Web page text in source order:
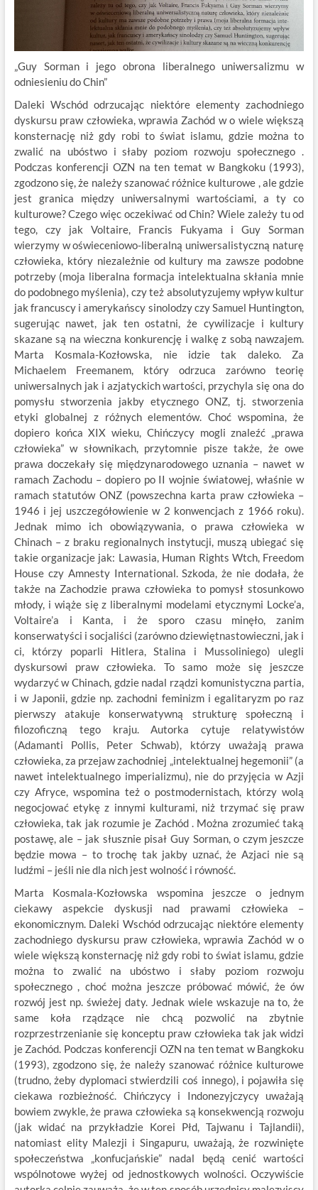
„Guy Sorman i jego obrona liberalnego uniwersalizmu w
odniesieniu do Chin”
Daleki Wschód odrzucając niektóre elementy zachodniego
dyskursu praw człowieka, wprawia Zachód w o wiele większą
konsternację niż gdy robi to świat islamu, gdzie można to
zwalić na ubóstwo i słaby poziom rozwoju społecznego .
Podczas konferencji OZN na ten temat w Bangkoku (1993),
zgodzono się, że należy szanować różnice kulturowe , ale gdzie
jest granica między uniwersalnymi wartościami, a ty co
kulturowe? Czego więc oczekiwać od Chin? Wiele zależy tu od
tego, czy jak Voltaire, Francis Fukyama i Guy Sorman
wierzymy w oświeceniowo-liberalną uniwersalistyczną naturę
człowieka, który niezależnie od kultury ma zawsze podobne
potrzeby (moja liberalna formacja intelektualna skłania mnie
do podobnego myślenia), czy też absolutyzujemy wpływ kultur
jak francuscy i amerykańscy sinolodzy czy Samuel Huntington,
sugerując nawet, jak ten ostatni, że cywilizacje i kultury
skazane są na wieczna konkurencję i walkę z sobą nawzajem.
Marta Kosmala-Kozłowska, nie idzie tak daleko. Za
Michaelem Freemanem, który odrzuca zarówno teorię
uniwersalnych jak i azjatyckich wartości, przychyla się ona do
pomysłu stworzenia jakby etycznego ONZ, tj. stworzenia
etyki globalnej z różnych elementów. Choć wspomina, że
dopiero końca XIX wieku, Chińczycy mogli znaleźć „prawa
człowieka” w słownikach, przytomnie pisze także, że owe
prawa doczekały się międzynarodowego uznania – nawet w
ramach Zachodu – dopiero po II wojnie światowej, właśnie w
ramach statutów ONZ (powszechna karta praw człowieka –
1946 i jej uszczegółowienie w 2 konwencjach z 1966 roku).
Jednak mimo ich obowiązywania, o prawa człowieka w
Chinach – z braku regionalnych instytucji, muszą ubiegać się
takie organizacje jak: Lawasia, Human Rights Wtch, Freedom
House czy Amnesty International. Szkoda, że nie dodała, że
także na Zachodzie prawa człowieka to pomysł stosunkowo
młody, i wiąże się z liberalnymi modelami etycznymi Locke’a,
Voltaire’a i Kanta, i że sporo czasu minęło, zanim
konserwatyści i socjaliści (zarówno dziewiętnastowieczni, jak i
ci, którzy poparli Hitlera, Stalina i Mussoliniego) ulegli
dyskursowi praw człowieka. To samo może się jeszcze
wydarzyć w Chinach, gdzie nadal rządzi komunistyczna partia,
i w Japonii, gdzie np. zachodni feminizm i egalitaryzm po raz
pierwszy atakuje konserwatywną strukturę społeczną i
filozoficzną tego kraju. Autorka cytuje relatywistów
(Adamanti Pollis, Peter Schwab), którzy uważają prawa
człowieka, za przejaw zachodniej „intelektualnej hegemonii” (a
nawet intelektualnego imperializmu), nie do przyjęcia w Azji
czy Afryce, wspomina też o postmodernistach, którzy wolą
negocjować etykę z innymi kulturami, niż trzymać się praw
człowieka, tak jak rozumie je Zachód . Można zrozumieć taką
postawę, ale – jak słusznie pisał Guy Sorman, o czym jeszcze
będzie mowa – to trochę tak jakby uznać, że Azjaci nie są
ludźmi – jeśli nie dla nich jest wolność i równość.
Marta Kosmala-Kozłowska wspomina jeszcze o jednym
ciekawy aspekcie dyskusji nad prawami człowieka –
ekonomicznym. Daleki Wschód odrzucając niektóre elementy
zachodniego dyskursu praw człowieka, wprawia Zachód w o
wiele większą konsternację niż gdy robi to świat islamu, gdzie
można to zwalić na ubóstwo i słaby poziom rozwoju
społecznego , choć można jeszcze próbować mówić, że ów
rozwój jest np. świeżej daty. Jednak wiele wskazuje na to, że
same koła rządzące nie chcą pozwolić na zbytnie
rozprzestrzenianie się konceptu praw człowieka tak jak widzi
je Zachód. Podczas konferencji OZN na ten temat w Bangkoku
(1993), zgodzono się, że należy szanować różnice kulturowe
(trudno, żeby dyplomaci stwierdzili coś innego), i pojawiła się
ciekawa rozbieżność. Chińczycy i Indonezyjczycy uważają
bowiem zwykle, że prawa człowieka są konsekwencją rozwoju
(jak widać na przykładzie Korei Płd, Tajwanu i Tajlandii),
natomiast elity Malezji i Singapuru, uważają, że rozwinięte
społeczeństwa „konfucjańskie” nadal będą cenić wartości
wspólnotowe wyżej od jednostkowych wolności. Oczywiście